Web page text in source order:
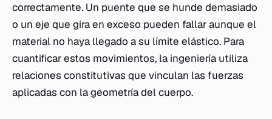
correctamente. Un puente que se hunde demasiado
o un eje que gira en exceso pueden fallar aunque el
material no haya llegado a su límite elástico. Para
cuantificar estos movimientos, la ingeniería utiliza
relaciones constitutivas que vinculan las fuerzas
aplicadas con la geometría del cuerpo.